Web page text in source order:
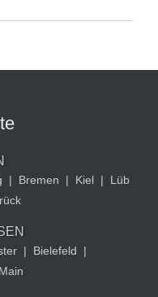
| Bremen | Kiel |
Lüb
| Bielefeld
|